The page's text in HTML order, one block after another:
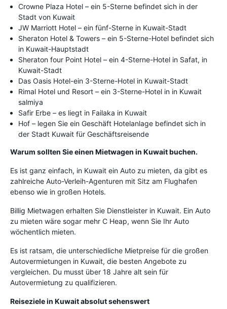
Crowne Plaza Hotel – ein 5-Sterne befindet sich in der
Stadt von Kuwait
JW Marriott Hotel – ein fünf-Sterne in Kuwait-Stadt
Sheraton Hotel & Towers – ein 5-Sterne-Hotel befindet sich
in Kuwait-Hauptstadt
Sheraton four Point Hotel – ein 4-Sterne-Hotel in Safat, in
Kuwait-Stadt
Das Oasis Hotel-ein 3-Sterne-Hotel in Kuwait-Stadt
Rimal Hotel und Resort – ein 3-Sterne-Hotel in in Kuwait
salmiya
Safir Erbe – es liegt in Failaka in Kuwait
Hof – legen Sie ein Geschäft Hotelanlage befindet sich in
der Stadt Kuwait für Geschäftsreisende
Warum sollten Sie einen Mietwagen in Kuwait buchen.
Es ist ganz einfach, in Kuwait ein Auto zu mieten, da gibt es
zahlreiche Auto-Verleih-Agenturen mit Sitz am Flughafen
ebenso wie in großen Hotels.
Billig Mietwagen erhalten Sie Dienstleister in Kuwait. Ein Auto
zu mieten wäre sogar mehr C Heap, wenn Sie Ihr Auto
wöchentlich mieten.
Es ist ratsam, die unterschiedliche Mietpreise für die großen
Autovermietungen in Kuwait, die besten Angebote zu
vergleichen. Du musst über 18 Jahre alt sein für
Autovermietung zu qualifizieren.
Reiseziele in Kuwait absolut sehenswert